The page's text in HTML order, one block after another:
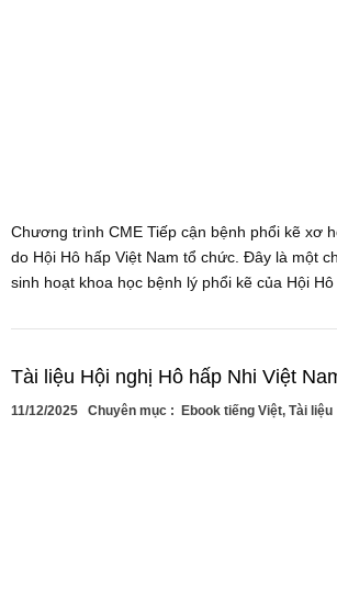
Chương trình CME Tiếp cận bệnh phổi kẽ xơ
do Hội Hô hấp Việt Nam tổ chức. Đây là một
sinh hoạt khoa học bệnh lý phổi kẽ của Hội Hô
Tài liệu Hội nghị Hô hấp Nhi Việt
11/12/2025 Chuyên mục : Ebook tiếng Việt, Tài liệu